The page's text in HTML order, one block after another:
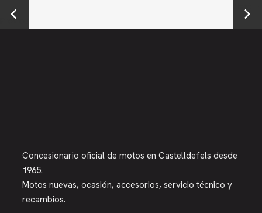
←
Previou
Next →
Concesionario oficial de motos en Castelldefels desde
1965.
Motos nuevas, ocasión, accesorios, servicio técnico y
recambios.